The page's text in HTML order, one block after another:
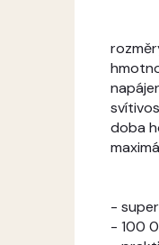
doba
-
- 100